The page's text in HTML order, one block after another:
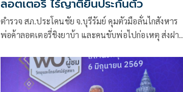
ลอตเตอรี่ ไร้ญาติยื่นประกันตัว
ตำรวจ สภ.ประโคนชัย จ.บุรีรัมย์ คุมตัวมือลั่นไกสังหาร
พ่อค้าลอตเตอรี่ชิงยาบ้า และคนขับพ่อไปก่อเหตุ ส่งฝาก
ลงโทษหนัก ไร้ญาติยื่นประกันตัว